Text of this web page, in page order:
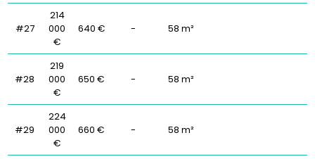
#27
214
000
€
640 € - 58 m²
#28
219
000
€
650 € - 58 m²
#29
224
000
€
660 € - 58 m²